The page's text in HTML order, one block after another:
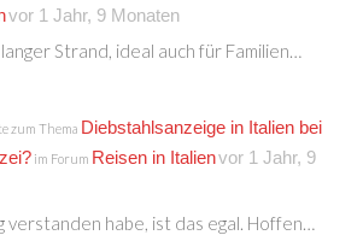
vor 1 Jahr, 9 Monaten
Strand, ideal auch für Familien…
zum Thema Diebstahlsanzeige in Italien bei
im Forum Reisen in Italienvor 1 Jahr, 9
verstanden habe, ist das egal. Hoffen…